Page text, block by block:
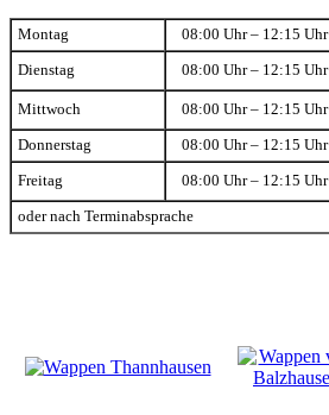
Montag 08:00 Uhr – 12:15 Uhr
Dienstag 08:00 Uhr – 12:15 Uhr
Mittwoch 08:00 Uhr – 12:15 Uhr
Donnerstag 08:00 Uhr – 12:15 Uhr
Freitag 08:00 Uhr – 12:15 Uhr
oder nach Terminabsprache